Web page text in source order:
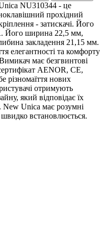
NU310344 - це
прохідний
- затискачі. Його
Його ширина 22,5 мм,
закладення 21,15 мм.
елегантності та комфорту
має безгвинтові
AENOR, CE,
різномаїття нових
отримують
який відповідає їх
New Unica має розумні
встановлюється.